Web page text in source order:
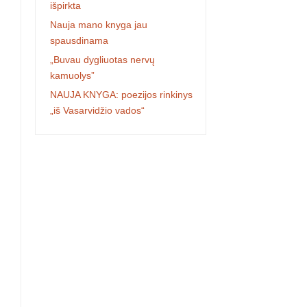
išpirkta
Nauja mano knyga jau
spausdinama
„Buvau dygliuotas nervų
kamuolys”
NAUJA KNYGA: poezijos rinkinys
„iš Vasarvidžio vados“